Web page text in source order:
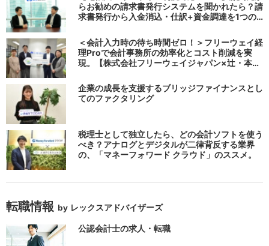
らお勧めの請求書発行システムを聞かれたら？請
求書発行から入金消込・仕訳+資金調達を1つの
＜会計入力時の待ち時間ゼロ！＞フリーウェイ経
理Proで会計事務所の効率化とコスト削減を実
現。【株式会社フリーウェイジャパン×辻・本郷
企業の成長を支援するブリッジファイナンスとし
てのファクタリング
税理士として独立したら、どの会計ソフトを使う
べき？アナログとデジタルが二律背反する業界
の、「マネーフォワード クラウド」のススメ。
転職情報 by レックスアドバイザーズ
公認会計士の求人・転職